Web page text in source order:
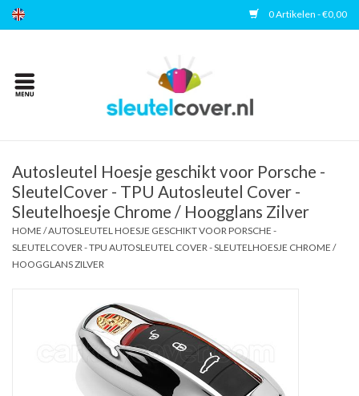
0 Artikelen - €0,00
Home
Accessoires
Veelgestelde vragen
Autosleutel Hoesje geschikt voor Porsche -
SleutelCover - TPU Autosleutel Cover -
Sleutelhoesje Chrome / Hoogglans Zilver
HOME /AUTOSLEUTEL HOESJE GESCHIKT VOOR PORSCHE -
SLEUTELCOVER - TPU AUTOSLEUTEL COVER - SLEUTELHOESJE CHROME /
HOOGGLANS ZILVER